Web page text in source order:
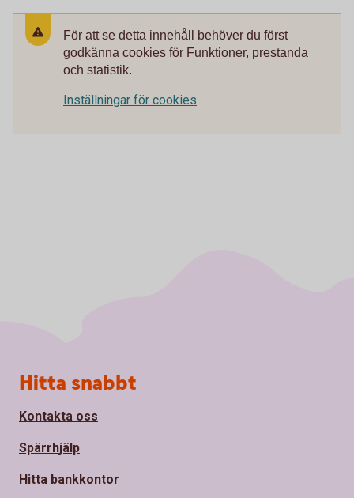
För att se detta innehåll behöver du först
godkänna cookies för Funktioner, prestanda
och statistik.
Inställningar för cookies
Sidfot
Hitta snabbt
Kontakta oss
Spärrhjälp
Hitta bankkontor